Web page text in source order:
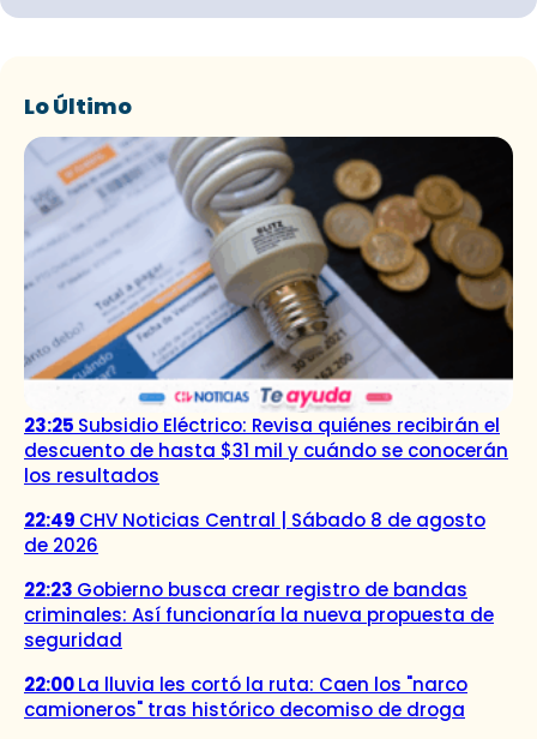
Lo Último
23:25 Subsidio Eléctrico: Revisa quiénes recibirán el
descuento de hasta $31 mil y cuándo se conocerán
los resultados
22:49 CHV Noticias Central | Sábado 8 de agosto
de 2026
22:23 Gobierno busca crear registro de bandas
criminales: Así funcionaría la nueva propuesta de
seguridad
22:00La lluvia les cortó la ruta: Caen los "narco
camioneros" tras histórico decomiso de droga